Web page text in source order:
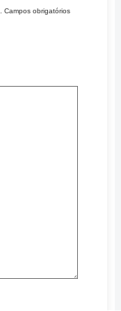
Campos obrigatórios